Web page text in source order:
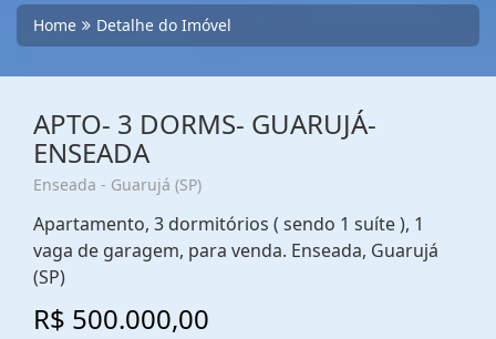
Home Detalhe do Imóvel
APTO- 3 DORMS- GUARUJÁ-
ENSEADA
Enseada - Guarujá (SP)
Apartamento, 3 dormitórios ( sendo 1 suíte ), 1
vaga de garagem, para venda. Enseada, Guarujá
(SP)
R$ 500.000,00